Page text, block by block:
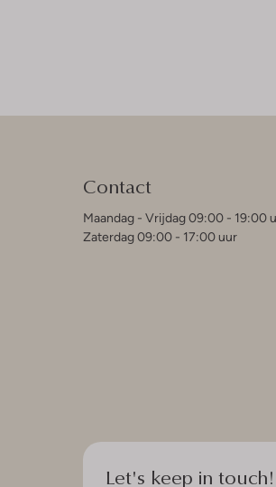
Contact
Maandag - Vrijdag 09:00 - 19:00
Zaterdag 09:00 - 17:00 uur
Let's keep in touch!